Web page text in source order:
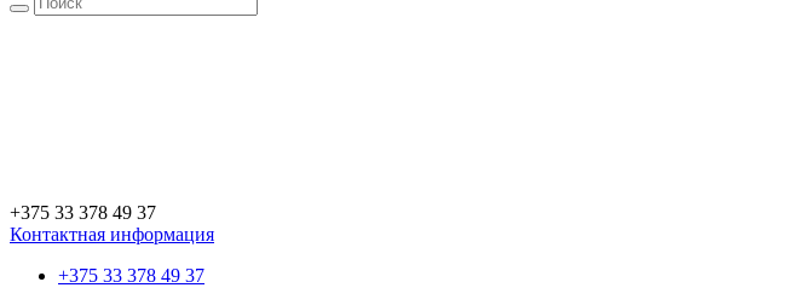
+375 33 378 49 37
Контактная информация
+375 33 378 49 37